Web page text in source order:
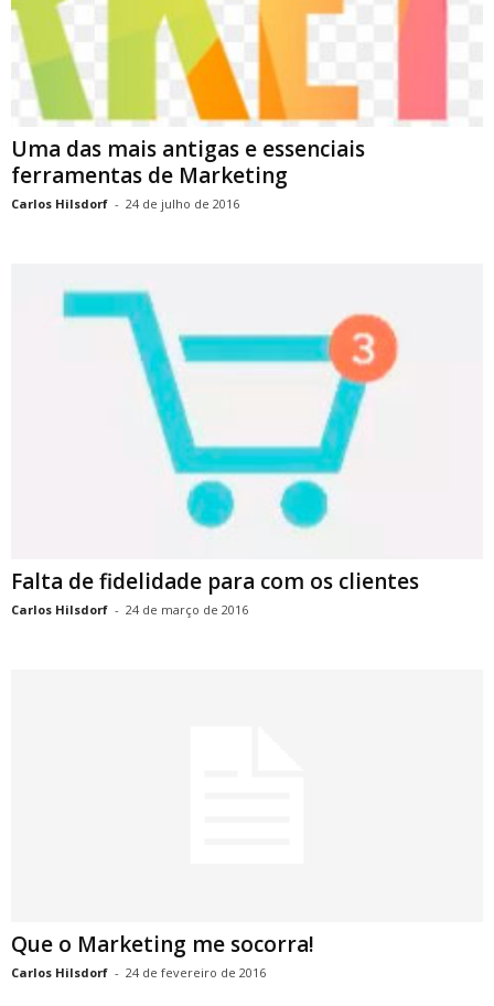
Uma das mais antigas e essenciais
ferramentas de Marketing
Carlos Hilsdorf - 24 de julho de 2016
Falta de fidelidade para com os clientes
Carlos Hilsdorf - 24 de março de 2016
Que o Marketing me socorra!
Carlos Hilsdorf - 24 de fevereiro de 2016